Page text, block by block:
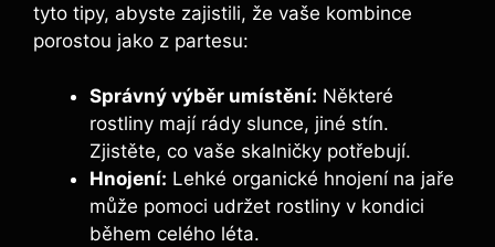
tyto tipy, abyste zajistili, že vaše kombince
porostou jako z partesu:
Správný výběr umístění: Některé
rostliny mají rády slunce, jiné stín.
Zjistěte, co vaše skalničky potřebují.
Hnojení: Lehké organické hnojení na jaře
může pomoci udržet rostliny v kondici
během celého léta.